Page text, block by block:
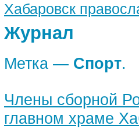
Хабаровск
Журнал
Метка — Спорт.
Члены сборной
главном храме